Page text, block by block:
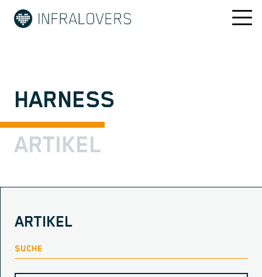
HARNESS
ARTIKEL
ARTIKEL
SUCHE